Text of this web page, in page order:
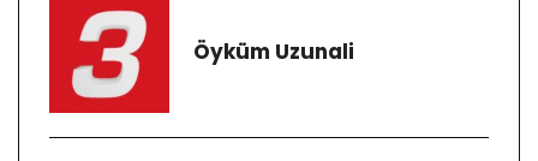
Öyküm Uzunali